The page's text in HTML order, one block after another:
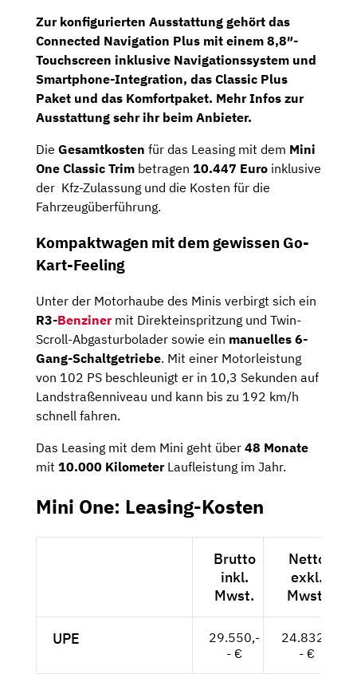
Zur konfigurierten Ausstattung gehört das
Connected Navigation Plus mit einem 8,8″-
Touchscreen inklusive Navigationssystem und
Smartphone-Integration, das Classic Plus
Paket und das Komfortpaket. Mehr Infos zur
Ausstattung sehr ihr beim Anbieter.
Die Gesamtkosten für das Leasing mit dem Mini
One Classic Trim betragen 10.447 Euro inklusive
der Kfz-Zulassung und die Kosten für die
Fahrzeugüberführung.
Kompaktwagen mit dem gewissen Go-
Kart-Feeling
Unter der Motorhaube des Minis verbirgt sich ein
R3-Benzinermit Direkteinspritzung und Twin-
Scroll-Abgasturbolader sowie ein manuelles 6-
Gang-Schaltgetriebe. Mit einer Motorleistung
von 102 PS beschleunigt er in 10,3 Sekunden auf
Landstraßenniveau und kann bis zu 192 km/h
schnell fahren.
Das Leasing mit dem Mini geht über 48 Monate
mit 10.000 KilometerLaufleistung im Jahr.
Mini One: Leasing-Kosten
Brutto
inkl.
Mwst.
Netto
exkl.
Mwst.
UPE
29.550,-
- €
24.832,-
- €